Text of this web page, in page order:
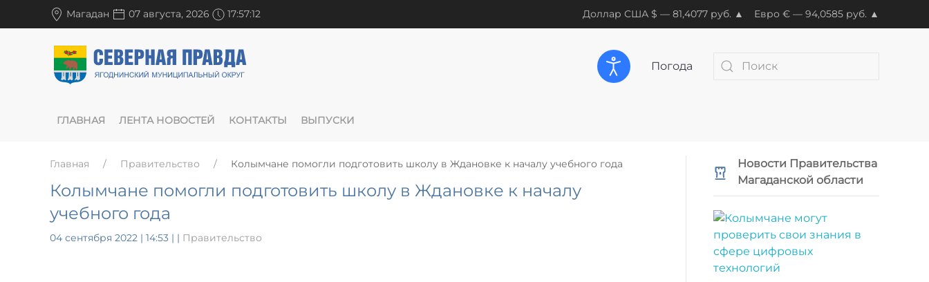
Магадан 07 августа, 2026 17:57:13 Доллар США $ — 81,4077 руб. ▲ Евро € — 94,0585 руб. ▲
Погода
ГЛАВНАЯ ЛЕНТА НОВОСТЕЙ КОНТАКТЫ ВЫПУСКИ
Главная Правительство Колымчане помогли подготовить школу в Ждановке к началу учебного года
Колымчане помогли подготовить школу в Ждановке к началу
учебного года
04 сентября 2022 | 14:53 | | Правительство
Новости Правительства
Магаданской области